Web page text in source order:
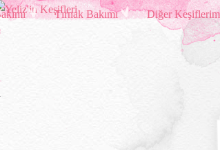
Tırnak Bakımı Diğer Keşiflerim